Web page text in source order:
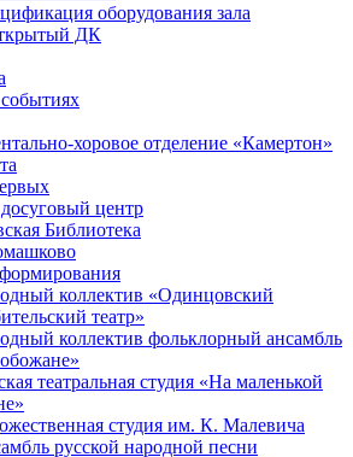
оборудования зала
ДК
хоровое отделение «Камертон»
центр
Библиотека
коллектив «Одинцовский
театр»
коллектив фольклорный ансамбль
театральная студия «На маленькой
студия им. К. Малевича
русской народной песни